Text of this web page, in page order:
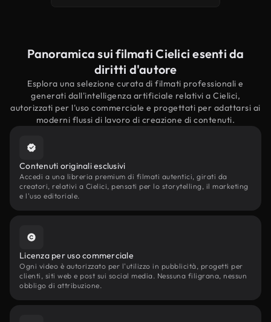
Panoramica sui filmati Cielici esenti da
diritti d'autore
Esplora una selezione curata di filmati professionali e
generati dall'intelligenza artificiale relativi a Cielici,
autorizzati per l'uso commerciale e progettati per adattarsi ai
moderni flussi di lavoro di creazione di contenuti.
Contenuti originali esclusivi
Accedi a una libreria premium di filmati autentici, girati da
creatori, relativi a Cielici, pensati per lo storytelling, il marketing
e l'uso editoriale.
Licenza per uso commerciale
Ogni video è autorizzato per l'utilizzo in pubblicità, progetti per
clienti, siti web e post sui social media. Nessuna filigrana, nessun
obbligo di attribuzione.